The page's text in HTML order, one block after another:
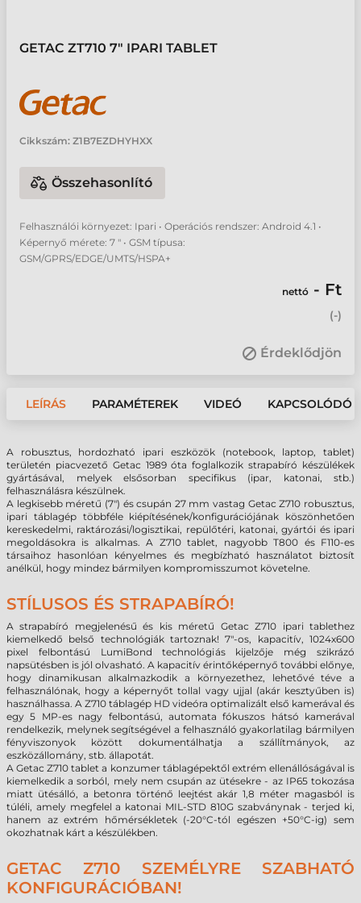
GETAC ZT710 7" IPARI TABLET
Cikkszám: Z1B7EZDHYHXX
Összehasonlító
Felhasználói környezet: Ipari • Operációs rendszer: Android 4.1 •
Képernyő mérete: 7 " • GSM típusa:
GSM/GPRS/EDGE/UMTS/HSPA+
nettó - Ft
(-)
Érdeklődjön
LEÍRÁS PARAMÉTEREK VIDEÓ KAPCSOLÓDÓ
A robusztus, hordozható ipari eszközök (notebook, laptop, tablet)
területén piacvezető Getac 1989 óta foglalkozik strapabíró készülékek
gyártásával, melyek elsősorban specifikus (ipar, katonai, stb.)
felhasználásra készülnek.
A legkisebb méretű (7") és csupán 27 mm vastag Getac Z710 robusztus,
ipari táblagép többféle kiépítésének/konfigurációjának köszönhetően
kereskedelmi, raktározási/logisztikai, repülőtéri, katonai, gyártói és ipari
megoldásokra is alkalmas. A Z710 tablet, nagyobb T800 és F110-es
társaihoz hasonlóan kényelmes és megbízható használatot biztosít
anélkül, hogy mindez bármilyen kompromisszumot követelne.
STÍLUSOS ÉS STRAPABÍRÓ!
A strapabíró megjelenésű és kis méretű Getac Z710 ipari tablethez
kiemelkedő belső technológiák tartoznak! 7"-os, kapacitív, 1024x600
pixel felbontású LumiBond technológiás kijelzője még szikrázó
napsütésben is jól olvasható. A kapacitív érintőképernyő további előnye,
hogy dinamikusan alkalmazkodik a környezethez, lehetővé téve a
felhasználónak, hogy a képernyőt tollal vagy ujjal (akár kesztyűben is)
használhassa. A Z710 táblagép HD videóra optimalizált első kamerával és
egy 5 MP-es nagy felbontású, automata fókuszos hátsó kamerával
rendelkezik, melynek segítségével a felhasználó gyakorlatilag bármilyen
fényviszonyok között dokumentálhatja a szállítmányok, az
eszközállomány, stb. állapotát.
A Getac Z710 tablet a konzumer táblagépektől extrém ellenállóságával is
kiemelkedik a sorból, mely nem csupán az ütésekre - az IP65 tokozása
miatt ütésálló, a betonra történő leejtést akár 1,8 méter magasból is
túléli, amely megfelel a katonai MIL-STD 810G szabványnak - terjed ki,
hanem az extrém hőmérsékletek (-20°C-tól egészen +50°C-ig) sem
okozhatnak kárt a készülékben.
GETAC Z710 SZEMÉLYRE SZABHATÓ
KONFIGURÁCIÓBAN!